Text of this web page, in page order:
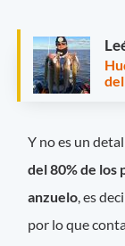
Y no es un
del 80% de los
anzuelo , es
por lo que